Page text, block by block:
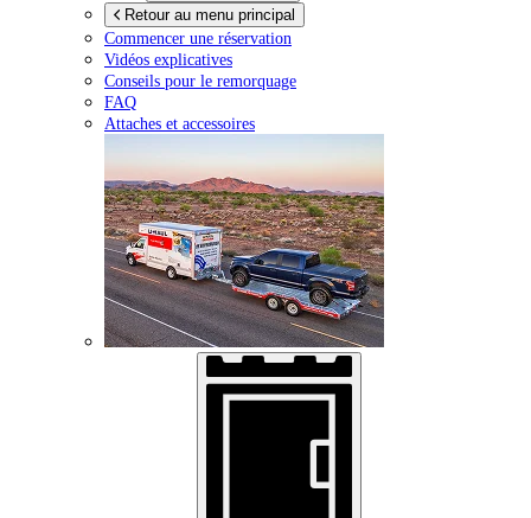
Retour au menu principal
Commencer une réservation
Vidéos explicatives
Conseils pour le remorquage
FAQ
Attaches et accessoires